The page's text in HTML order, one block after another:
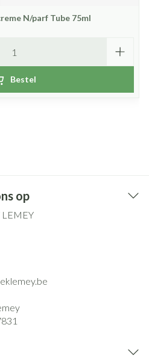
N/parf Tube 75ml
Bestel
op
LEMEY